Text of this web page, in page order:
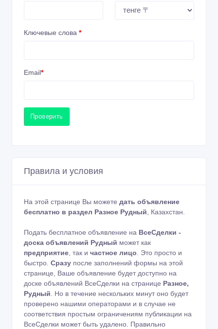
Ключевые слова *
Email*
Проверить
Правила и условия
На этой странице Вы можете дать объявление
бесплатно в раздел Разное Рудный , Казахстан.
Подать бесплатное объявление на ВсеСделки -
доска объявлений Рудный может как
предприятие , так и частное лицо . Это просто и
быстро. Сразу после заполнений формы на этой
странице, Ваше объявление будет доступно на
доске объявлений ВсеСделки на странице Разное,
Рудный . Но в течение нескольких минут оно будет
проверено нашими операторами и в случае не
соответствия простым ограничениям публикации на
ВсеСделки может быть удалено. Правильно